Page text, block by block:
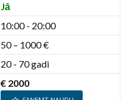
Jā
10:00 - 20:00
50 – 1000 €
20 - 70 gadi
€ 2000